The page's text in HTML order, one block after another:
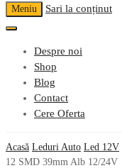
Meniu Sari la conținut
Despre noi
Shop
Blog
Contact
Cere Oferta
Acasă Leduri Auto Led 12V
12 SMD 39mm Alb 12/24V